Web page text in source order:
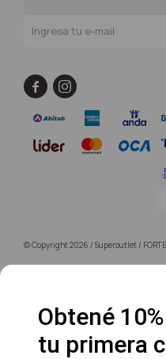
 
© Copyright 2026 / Superoutlet /
Obtené
tu primera